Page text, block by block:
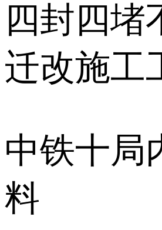
四封四堵
迁改施工
中铁十局
料